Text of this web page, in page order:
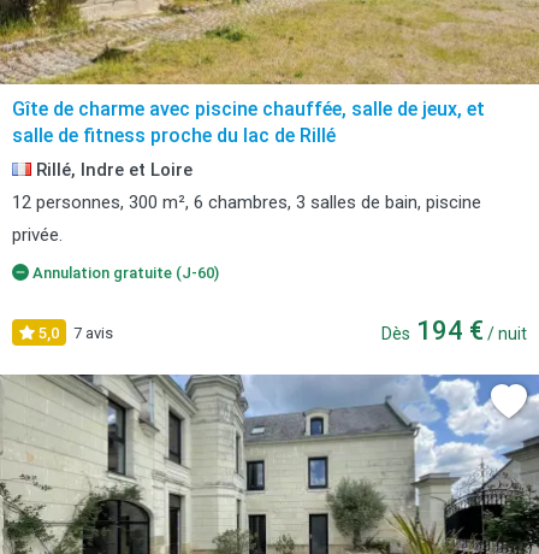
Gîte de charme avec piscine chauffée, salle de jeux, et
salle de fitness proche du lac de Rillé
Rillé, Indre et Loire
12 personnes, 300 m², 6 chambres, 3 salles de bain, piscine
privée.
Annulation gratuite (J-60)
5,0 7 avis Dès 194 € / nuit